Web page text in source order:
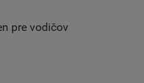
pre vodičov